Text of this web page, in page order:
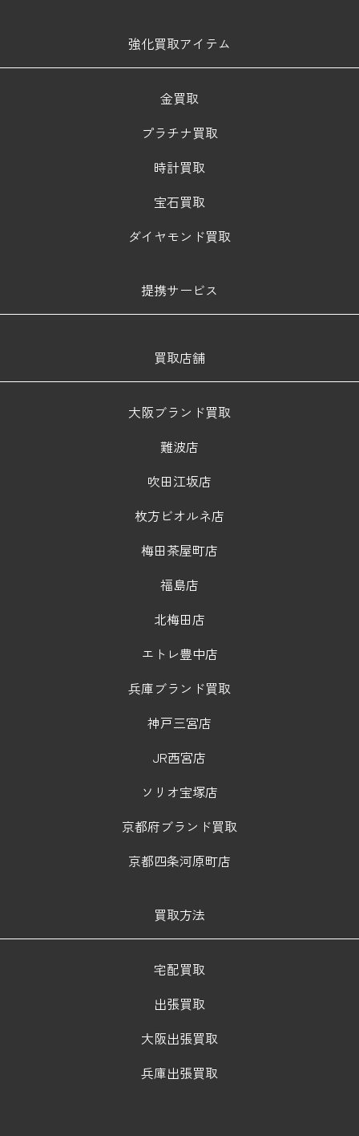
強化買取アイテム
金買取
プラチナ買取
時計買取
宝石買取
ダイヤモンド買取
提携サービス
買取店舗
大阪ブランド買取
難波店
吹田江坂店
枚方ビオルネ店
梅田茶屋町店
福島店
北梅田店
エトレ豊中店
兵庫ブランド買取
神戸三宮店
JR西宮店
ソリオ宝塚店
京都府ブランド買取
京都四条河原町店
買取方法
宅配買取
出張買取
大阪出張買取
兵庫出張買取